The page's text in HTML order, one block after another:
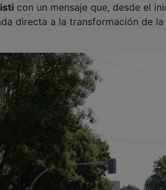
con un mensaje que, desde el
directa a la transformación de